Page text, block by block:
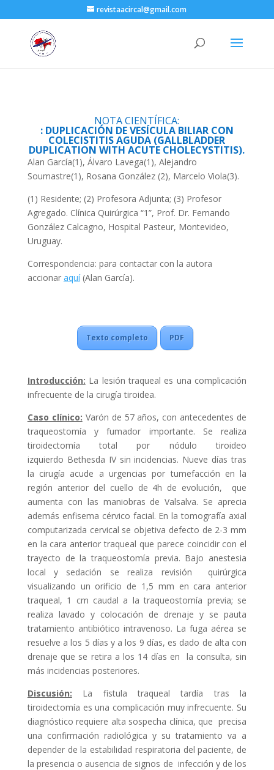
revistaacircal@gmail.com
NOTA CIENTÍFICA:
: DUPLICACIÓN DE VESÍCULA BILIAR CON
COLECISTITIS AGUDA (GALLBLADDER
DUPLICATION WITH ACUTE CHOLECYSTITIS).
Alan García(1), Álvaro Lavega(1), Alejandro
Soumastre(1), Rosana González (2), Marcelo Viola(3).
(1) Residente; (2) Profesora Adjunta; (3) Profesor
Agregado. Clínica Quirúrgica “1”, Prof. Dr. Fernando
González Calcagno, Hospital Pasteur, Montevideo,
Uruguay.
Correspondencia: para contactar con la autora
accionar aquí(Alan García).
Texto completo PDF
Introducción: La lesión traqueal es una complicación
infrecuente de la cirugía tiroidea.
Caso clínico: Varón de 57 años, con antecedentes de
traqueostomía y fumador importante. Se realiza
tiroidectomía total por nódulo tiroideo
izquierdo Bethesda IV sin incidencias. Nueve días tras
la cirugía acude a urgencias por tumefacción en la
región anterior del cuello de 4h de evolución, que
aumenta con las maniobras de Valsalva. Se aprecia
además enfisema cérvico facial. En la tomografía axial
computarizada cervical se objetiva defecto de 2-3 mm
en la cara anterior traqueal que parece coincidir con el
trayecto de la traqueostomía previa. Bajo anestesia
local y sedación se realiza revisión quirúrgica
visualizando un orificio de 1,5 mm en cara anterior
traqueal, 1 cm caudal a la traqueostomía previa; se
realiza lavado y colocación de drenaje y se pauta
tratamiento antibiótico intravenoso. La fuga aérea se
resuelve a los 5 días y a los 9 días, es dado de alta con
drenaje que se retira a los 14 días en la consulta, sin
más incidencias posteriores.
Discusión: La fistula traqueal tardía tras la
tiroidectomía es una complicación muy infrecuente. Su
diagnóstico requiere alta sospecha clínica, que precisa
una confirmación radiológica y su tratamiento va a
depender de la estabilidad respiratoria del paciente, de
la presencia o ausencia de signos de infección y de los